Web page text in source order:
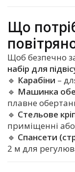
Що
Щоб безпечно
набір для
🔹 Карабіни –
🔹 Машинка
плавне
🔹 Стельове
приміщенні або
🔹 Спансети
2 м для